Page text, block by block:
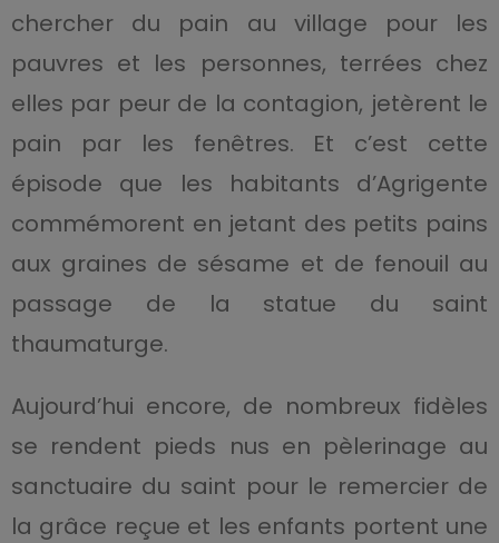
chercher du pain au village pour les
pauvres et les personnes, terrées chez
elles par peur de la contagion, jetèrent le
pain par les fenêtres. Et c’est cette
épisode que les habitants d’Agrigente
commémorent en jetant des petits pains
aux graines de sésame et de fenouil au
passage de la statue du saint
thaumaturge.
Aujourd’hui encore, de nombreux fidèles
se rendent pieds nus en pèlerinage au
sanctuaire du saint pour le remercier de
la grâce reçue et les enfants portent une